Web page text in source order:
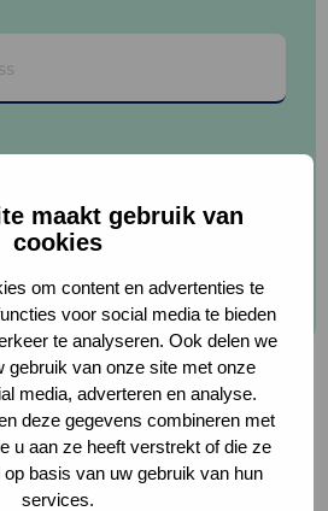
maakt gebruik van
cookies
om content en advertenties te
voor social media te bieden
te analyseren. Ook delen we
gebruik van onze site met onze
media, adverteren en analyse.
deze gegevens combineren met
u aan ze heeft verstrekt of die ze
basis van uw gebruik van hun
services.
apply.
Enterprise NL